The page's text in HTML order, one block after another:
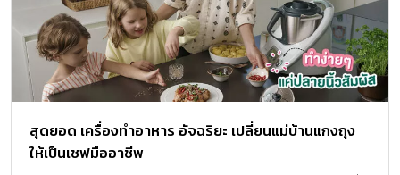
สุดยอด เครื่องทำอาหาร อัจฉริยะ เปลี่ยนแม่บ้านแกงถุง
ให้เป็นเชฟมืออาชีพ